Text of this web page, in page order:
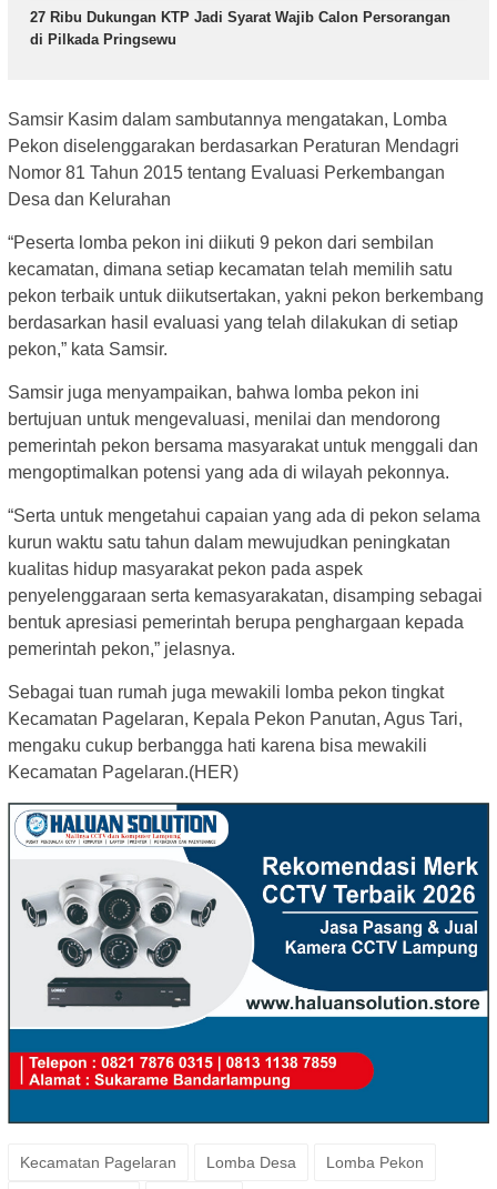
27 Ribu Dukungan KTP Jadi Syarat Wajib Calon Persorangan
di Pilkada Pringsewu
Samsir Kasim dalam sambutannya mengatakan, Lomba
Pekon diselenggarakan berdasarkan Peraturan Mendagri
Nomor 81 Tahun 2015 tentang Evaluasi Perkembangan
Desa dan Kelurahan
“Peserta lomba pekon ini diikuti 9 pekon dari sembilan
kecamatan, dimana setiap kecamatan telah memilih satu
pekon terbaik untuk diikutsertakan, yakni pekon berkembang
berdasarkan hasil evaluasi yang telah dilakukan di setiap
pekon,” kata Samsir.
Samsir juga menyampaikan, bahwa lomba pekon ini
bertujuan untuk mengevaluasi, menilai dan mendorong
pemerintah pekon bersama masyarakat untuk menggali dan
mengoptimalkan potensi yang ada di wilayah pekonnya.
“Serta untuk mengetahui capaian yang ada di pekon selama
kurun waktu satu tahun dalam mewujudkan peningkatan
kualitas hidup masyarakat pekon pada aspek
penyelenggaraan serta kemasyarakatan, disamping sebagai
bentuk apresiasi pemerintah berupa penghargaan kepada
pemerintah pekon,” jelasnya.
Sebagai tuan rumah juga mewakili lomba pekon tingkat
Kecamatan Pagelaran, Kepala Pekon Panutan, Agus Tari,
mengaku cukup berbangga hati karena bisa mewakili
Kecamatan Pagelaran.(HER)
Kecamatan Pagelaran Lomba Desa Lomba Pekon